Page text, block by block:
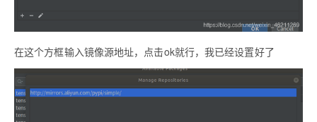
在这个方框输入镜像源地址，点击ok就行，我已经设置好了